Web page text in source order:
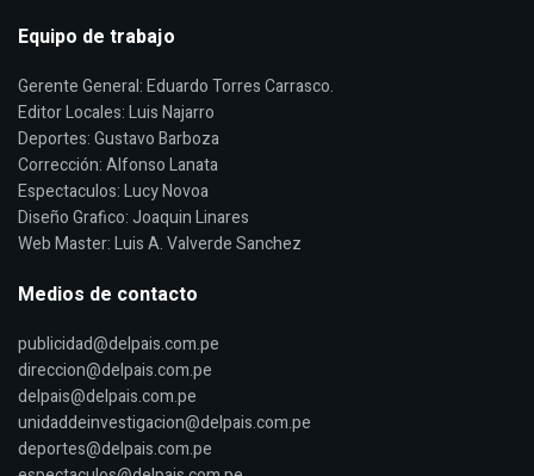
Equipo de trabajo
Gerente General: Eduardo Torres Carrasco.
Editor Locales: Luis Najarro
Deportes: Gustavo Barboza
Corrección: Alfonso Lanata
Espectaculos: Lucy Novoa
Diseño Grafico: Joaquin Linares
Web Master: Luis A. Valverde Sanchez
Medios de contacto
publicidad@delpais.com.pe
direccion@delpais.com.pe
delpais@delpais.com.pe
unidaddeinvestigacion@delpais.com.pe
deportes@delpais.com.pe